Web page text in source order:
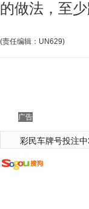
的做法，至
(责任编辑：UN629)
广告
彩民车牌号投注